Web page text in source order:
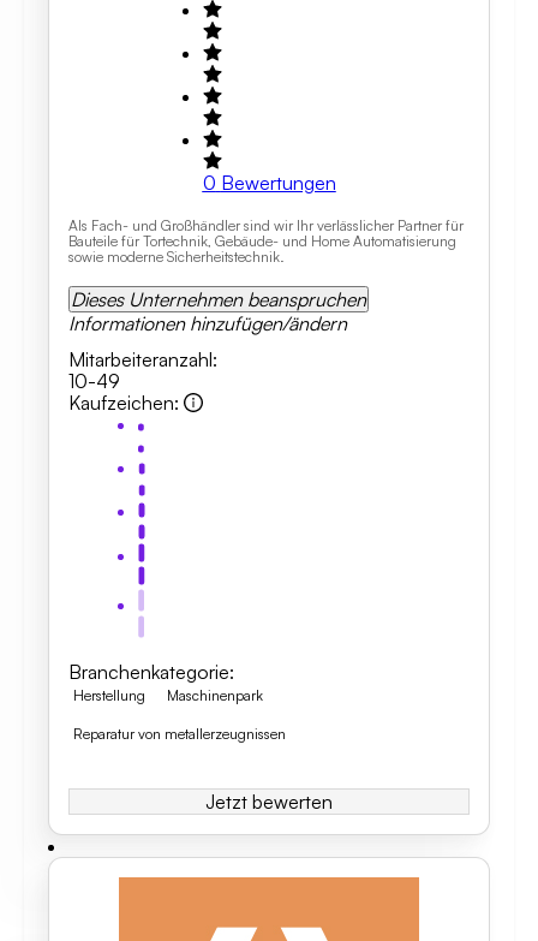
0 Bewertungen
Als Fach- und Großhändler sind wir Ihr verlässlicher Partner für
Bauteile für Tortechnik, Gebäude- und Home Automatisierung
sowie moderne Sicherheitstechnik.
Dieses Unternehmen beanspruchen
Informationen hinzufügen/ändern
Mitarbeiteranzahl:
10-49
Kaufzeichen:
Branchenkategorie:
Herstellung Maschinenpark
Reparatur von metallerzeugnissen
Jetzt bewerten